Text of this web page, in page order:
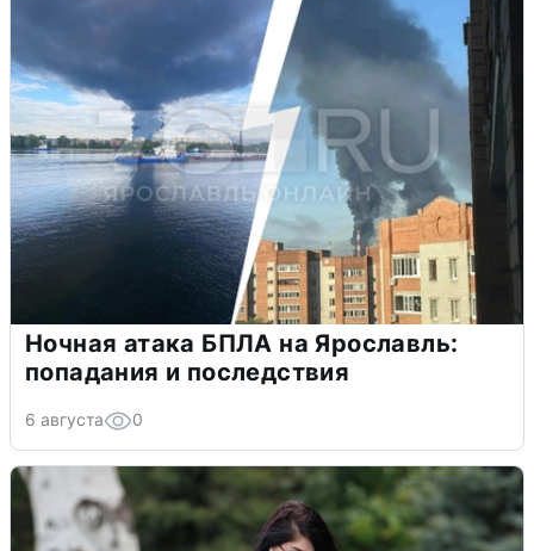
Ночная атака БПЛА на Ярославль:
попадания и последствия
6 августа 0